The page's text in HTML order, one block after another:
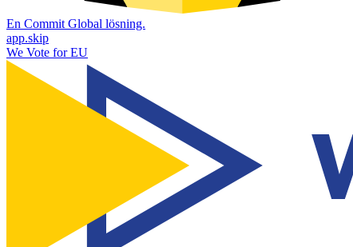
En Commit Global lösning.
app.skip
We Vote for EU